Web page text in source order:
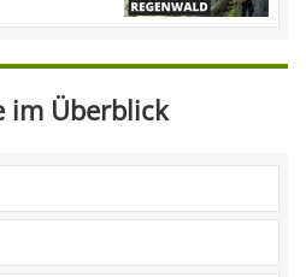
im Überblick